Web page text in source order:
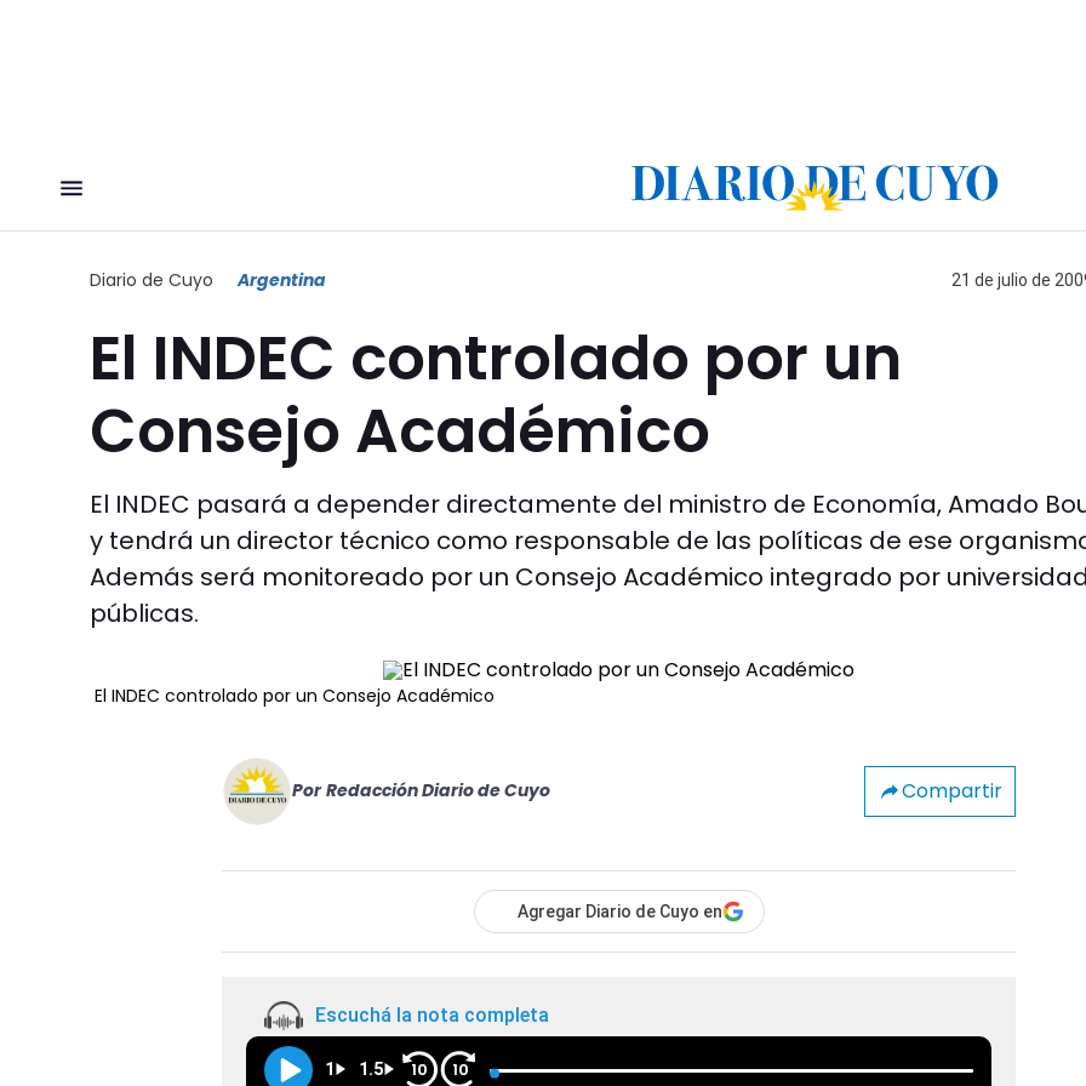
Diario de Cuyo Argentina 21 de julio de
El INDEC controlado por un
Consejo Académico
El INDEC pasará a depender directamente del ministro de Economía, Amado
y tendrá un director técnico como responsable de las políticas de ese
Además será monitoreado por un Consejo Académico integrado por
públicas.
El INDEC controlado por un Consejo Académico
Por Redacción Diario de Cuyo Compartir
Agregar Diario de Cuyo en
Escuchá la nota completa
1 1.5 10 10